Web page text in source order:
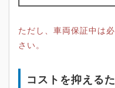
ただし、車両保証中は
さい。
コストを抑える